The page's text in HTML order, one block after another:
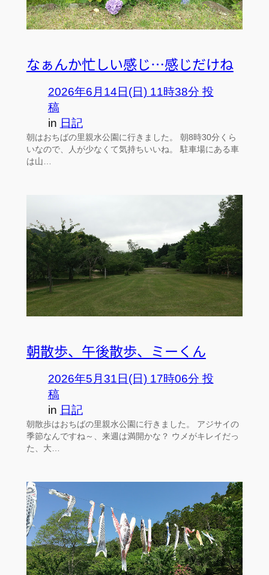
なぁんか忙しい感じ…感じだけね
2026年6月14日(日) 11時38分 投
稿
in 日記
朝はおちばの里親水公園に行きました。 朝8時30分くら
いなので、人が少なくて気持ちいいね。 駐車場にある車
は山…
朝散歩、午後散歩、ミーくん
2026年5月31日(日) 17時06分 投
稿
in 日記
朝散歩はおちばの里親水公園に行きました。 アジサイの
季節なんですね～、来週は満開かな？ ウメがキレイだっ
た、大…